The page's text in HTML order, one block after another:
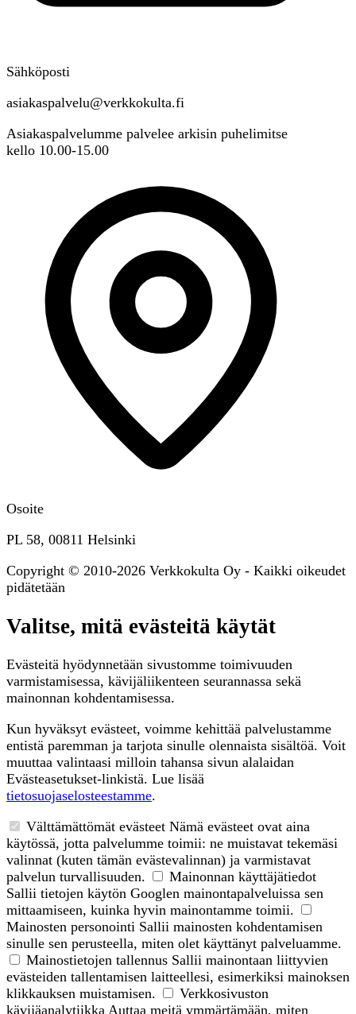
Sähköposti
asiakaspalvelu@verkkokulta.fi
Asiakaspalvelumme palvelee arkisin puhelimitse
kello 10.00-15.00
Osoite
PL 58, 00811 Helsinki
Copyright © 2010-2026 Verkkokulta Oy - Kaikki oikeudet
pidätetään
Valitse, mitä evästeitä käytät
Evästeitä hyödynnetään sivustomme toimivuuden
varmistamisessa, kävijäliikenteen seurannassa sekä
mainonnan kohdentamisessa.
Kun hyväksyt evästeet, voimme kehittää palvelustamme
entistä paremman ja tarjota sinulle olennaista sisältöä. Voit
muuttaa valintaasi milloin tahansa sivun alalaidan
Evästeasetukset-linkistä. Lue lisää
tietosuojaselosteestamme.
Välttämättömät evästeet Nämä evästeet ovat aina
käytössä, jotta palvelumme toimii: ne muistavat tekemäsi
valinnat (kuten tämän evästevalinnan) ja varmistavat
palvelun turvallisuuden.
Mainonnan käyttäjätiedot
Sallii tietojen käytön Googlen mainontapalveluissa sen
mittaamiseen, kuinka hyvin mainontamme toimii.
Mainosten personointi Sallii mainosten kohdentamisen
sinulle sen perusteella, miten olet käyttänyt palveluamme.
Mainostietojen tallennus Sallii mainontaan liittyvien
evästeiden tallentamisen laitteellesi, esimerkiksi mainoksen
klikkauksen muistamisen.
Verkkosivuston
kävijäanalytiikka Auttaa meitä ymmärtämään, miten